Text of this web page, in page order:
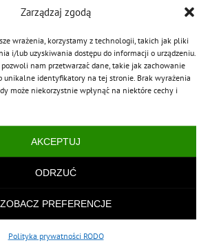
Zarządzaj zgodą
wrażenia, korzystamy z technologii, takich jak pliki
i/lub uzyskiwania dostępu do informacji o urządzeniu.
nam przetwarzać dane, takie jak zachowanie
unikalne identyfikatory na tej stronie. Brak wyrażenia
może niekorzystnie wpłynąć na niektóre cechy i
AKCEPTUJ
ODRZUĆ
ZOBACZ PREFERENCJE
Polityka prywatności RODO
serwisowa, która wydłuża okres
do 36 lub 48 miesięcy. Szczegóły i
opisie danego produktu oraz na stronie
najlepiej dodać w momencie
razie pytań o warunki skontaktuj się z
na prezent jest dostępne
produktu?